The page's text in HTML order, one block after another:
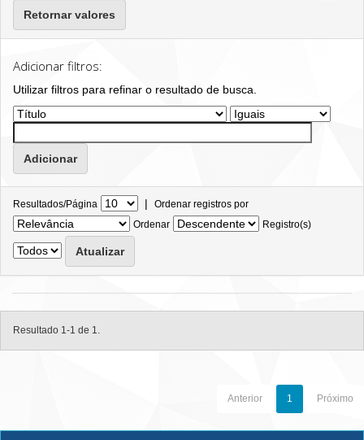
Retornar valores
Adicionar filtros:
Utilizar filtros para refinar o resultado de busca.
Resultados/Página | Ordenar registros por
Ordenar
Registro(s)
Resultado 1-1 de 1.
Anterior 1 Próximo